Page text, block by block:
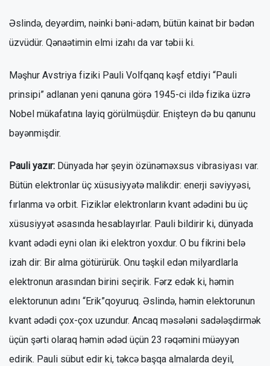
Əslində, deyərdim, nəinki bəni-adəm, bütün kainat bir bədən
üzvüdür. Qənaətimin elmi izahı da var təbii ki.
Məşhur Avstriya fiziki Pauli Volfqanq kəşf etdiyi “Pauli
prinsipi” adlanan yeni qanuna görə 1945-ci ildə fizika üzrə
Nobel mükafatına layiq görülmüşdür. Enişteyn də bu qanunu
bəyənmişdir.
Pauli yazır: Dünyada hər şeyin özünəməxsus vibrasiyası var.
Bütün elektronlar üç xüsusiyyətə malikdir: enerji səviyyəsi,
fırlanma və orbit. Fiziklər elektronların kvant ədədini bu üç
xüsusiyyət əsasında hesablayırlar. Pauli bildirir ki, dünyada
kvant ədədi eyni olan iki elektron yoxdur. O bu fikrini belə
izah dir: Bir alma götürürük. Onu təşkil edən milyardlarla
elektronun arasından birini seçirik. Fərz edək ki, həmin
elektorunun adını “Erik”qoyuruq. Əslində, həmin elektorunun
kvant ədədi çox-çox uzundur. Ancaq məsələni sadələşdirmək
üçün şərti olaraq həmin ədəd üçün 23 rəqəmini müəyyən
edirik. Pauli sübut edir ki, təkcə başqa almalarda deyil,